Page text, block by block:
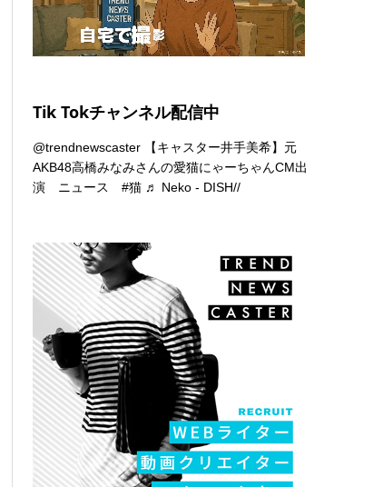
Tik Tokチャンネル配信中
@trendnewscaster 【キャスター井手美希】元
AKB48高橋みなみさんの愛猫にゃーちゃんCM出
演 ニュース#猫 ♬ Neko - DISH//